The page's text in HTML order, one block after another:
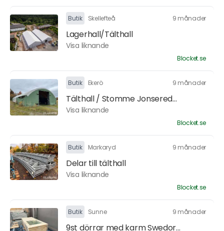
Butik Skellefteå 9 månader
Lagerhall/Tälthall
Visa liknande
Blocket.se
Butik Ekerö 9 månader
Tälthall / Stomme Jonsered...
Visa liknande
Blocket.se
Butik Markaryd 9 månader
Delar till tälthall
Visa liknande
Blocket.se
Butik Sunne 9 månader
9st dörrar med karm Swedor...